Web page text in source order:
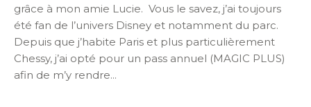
grâce à mon amie Lucie. Vous le savez, j’ai toujours
été fan de l’univers Disney et notamment du parc.
Depuis que j’habite Paris et plus particulièrement
Chessy, j’ai opté pour un pass annuel (MAGIC PLUS)
afin de m’y rendre...